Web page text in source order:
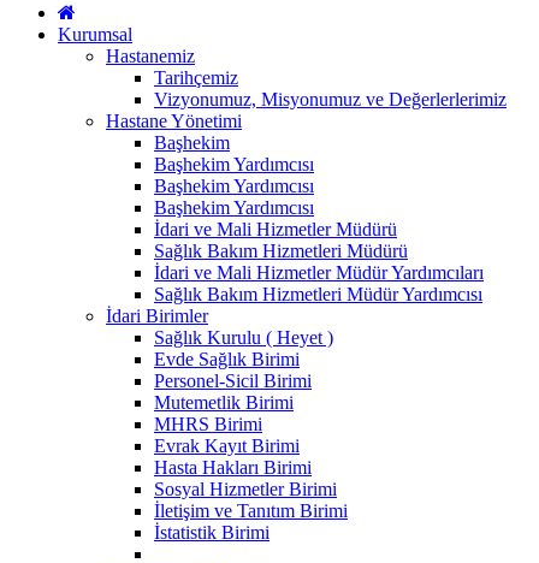
Kurumsal
Hastanemiz
Tarihçemiz
Vizyonumuz, Misyonumuz ve Değerlerlerimiz
Hastane Yönetimi
Başhekim
Başhekim Yardımcısı
Başhekim Yardımcısı
Başhekim Yardımcısı
İdari ve Mali Hizmetler Müdürü
Sağlık Bakım Hizmetleri Müdürü
İdari ve Mali Hizmetler Müdür Yardımcıları
Sağlık Bakım Hizmetleri Müdür Yardımcısı
İdari Birimler
Sağlık Kurulu ( Heyet )
Evde Sağlık Birimi
Personel-Sicil Birimi
Mutemetlik Birimi
MHRS Birimi
Evrak Kayıt Birimi
Hasta Hakları Birimi
Sosyal Hizmetler Birimi
İletişim ve Tanıtım Birimi
İstatistik Birimi